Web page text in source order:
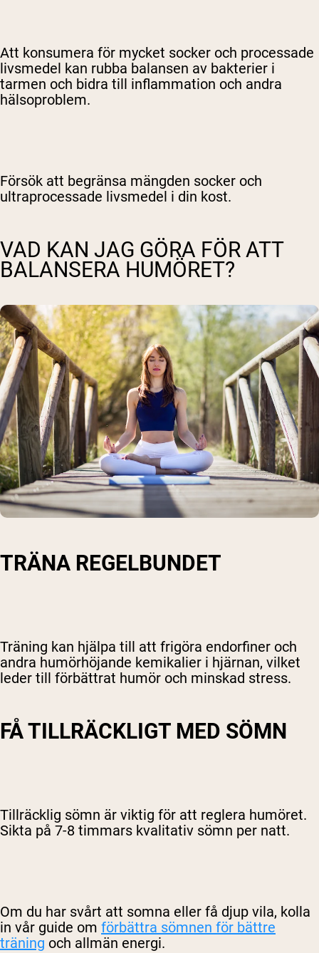
Att konsumera för mycket socker och processade
livsmedel kan rubba balansen av bakterier i
tarmen och bidra till inflammation och andra
hälsoproblem.
Försök att begränsa mängden socker och
ultraprocessade livsmedel i din kost.
VAD KAN JAG GÖRA FÖR ATT
BALANSERA HUMÖRET?
TRÄNA REGELBUNDET
Träning kan hjälpa till att frigöra endorfiner och
andra humörhöjande kemikalier i hjärnan, vilket
leder till förbättrat humör och minskad stress.
FÅ TILLRÄCKLIGT MED SÖMN
Tillräcklig sömn är viktig för att reglera humöret.
Sikta på 7-8 timmars kvalitativ sömn per natt.
Om du har svårt att somna eller få djup vila, kolla
in vår guide om förbättra sömnen för bättre
träning och allmän energi.